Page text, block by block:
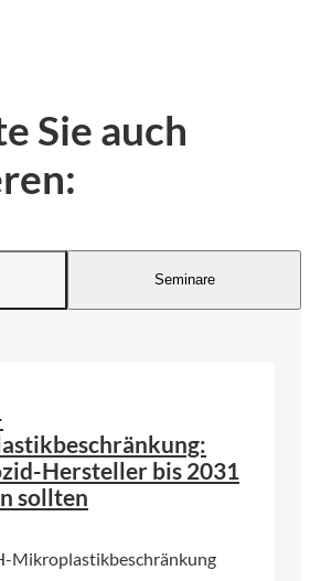
Sie auch
Seminare
Hersteller bis 2031
sollten
Mikroplastikbeschränkung